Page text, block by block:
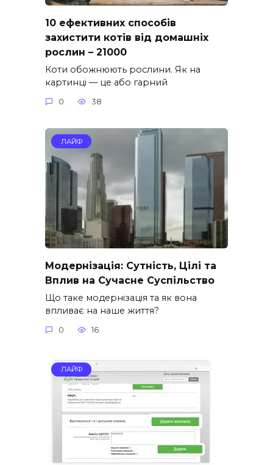
10 ефективних способів
захистити котів від домашніх
рослин – 21000
Коти обожнюють рослини. Як на
картинці — це або гарний
0 38
ЛАЙФ
Модернізація: Сутність, Цілі та
Вплив на Сучасне Суспільство
Що таке модернізація та як вона
впливає на наше життя?
0 16
ЛАЙФ